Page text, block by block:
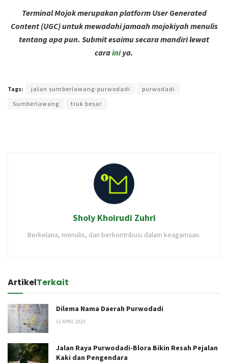
Terminal Mojok merupakan platform User Generated
Content (UGC) untuk mewadahi jamaah mojokiyah menulis
tentang apa pun. Submit esaimu secara mandiri lewat
carainiya.
Tags: jalan sumberlawang-purwodadi
purwodadi
Sumberlawang
truk besar
Sholy Khoirudi Zuhri
Berkelana, menulis, dan berkontribusi dalam keagamaan.
ArtikelTerkait
Dilema Nama Daerah Purwodadi
12 APRIL 2023
Jalan Raya Purwodadi-Blora Bikin Resah Pejalan
Kaki dan Pengendara